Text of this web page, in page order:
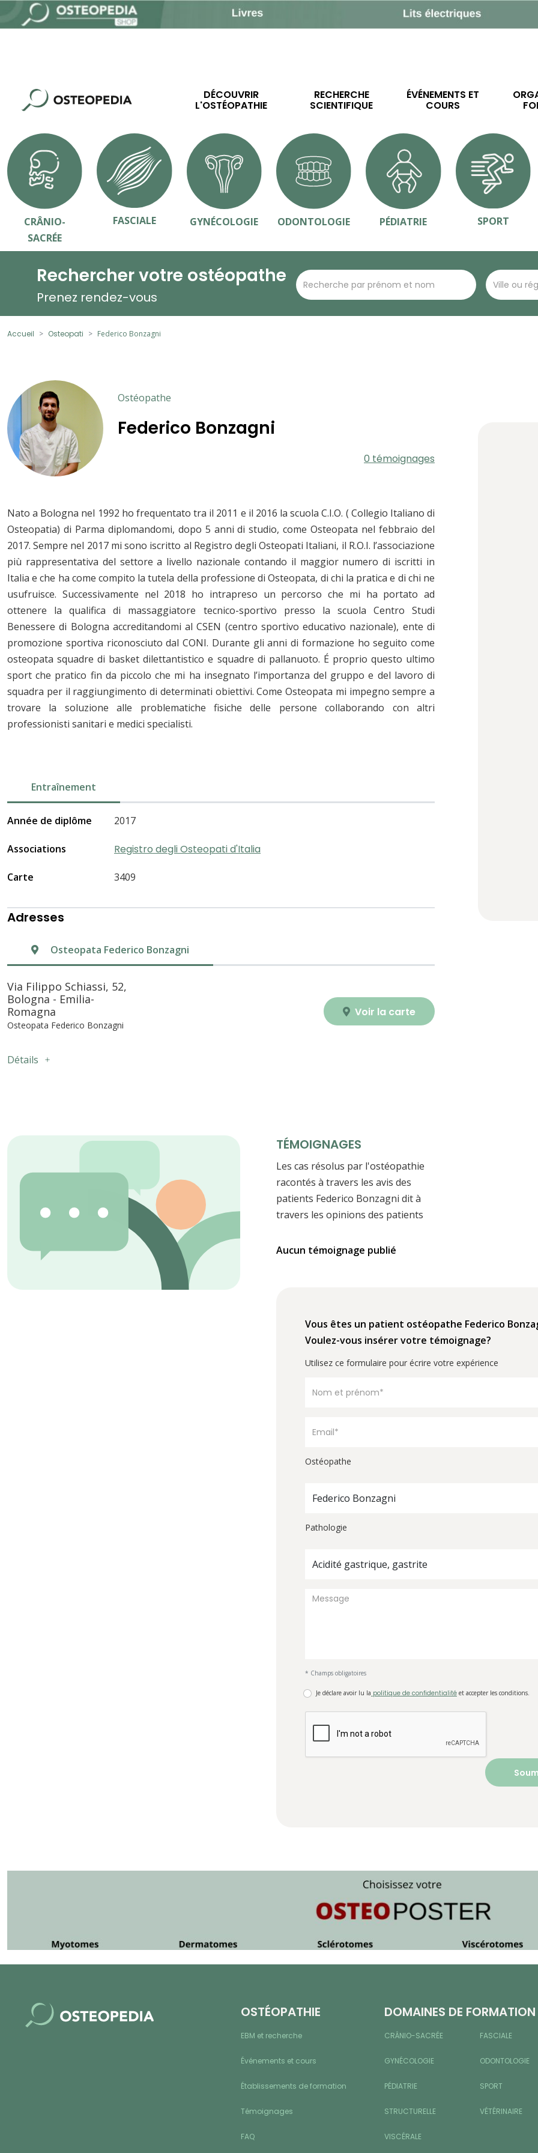
DÉCOUVRIR
L'OSTÉOPATHIE
RECHERCHE
SCIENTIFIQUE
ÉVÉNEMENTS ET
COURS
CRÂNIO-
SACRÉE
FASCIALE GYNÉCOLOGIE ODONTOLOGIE PÉDIATRIE SPORT
Rechercher votre ostéopathe
Prenez rendez-vous
Accueil Osteopati Federico Bonzagni
Ostéopathe
Federico Bonzagni
0 témoignages
Nato a Bologna nel 1992 ho frequentato tra il 2011 e il 2016 la scuola C.I.O. ( Collegio Italiano di
Osteopatia) di Parma diplomandomi, dopo 5 anni di studio, come Osteopata nel febbraio del
2017. Sempre nel 2017 mi sono iscritto al Registro degli Osteopati Italiani, il R.O.I. l’associazione
più rappresentativa del settore a livello nazionale contando il maggior numero di iscritti in
Italia e che ha come compito la tutela della professione di Osteopata, di chi la pratica e di chi ne
usufruisce. Successivamente nel 2018 ho intrapreso un percorso che mi ha portato ad
ottenere la qualifica di massaggiatore tecnico-sportivo presso la scuola Centro Studi
Benessere di Bologna accreditandomi al CSEN (centro sportivo educativo nazionale), ente di
promozione sportiva riconosciuto dal CONI. Durante gli anni di formazione ho seguito come
osteopata squadre di basket dilettantistico e squadre di pallanuoto. É proprio questo ultimo
sport che pratico fin da piccolo che mi ha insegnato l’importanza del gruppo e del lavoro di
squadra per il raggiungimento di determinati obiettivi. Come Osteopata mi impegno sempre a
trovare la soluzione alle problematiche fisiche delle persone collaborando con altri
professionisti sanitari e medici specialisti.
Entraînement
Année de diplôme 2017
Associations Registro degli Osteopati d'Italia
Carte 3409
Adresses
Osteopata Federico Bonzagni
Via Filippo Schiassi, 52,
Bologna - Emilia-
Romagna
Osteopata Federico Bonzagni
Voir la carte
Détails
TÉMOIGNAGES
Les cas résolus par l'ostéopathie
racontés à travers les avis des
patients Federico Bonzagni dit à
travers les opinions des patients
Aucun témoignage publié
Vous êtes un patient ostéopathe Federico
Voulez-vous insérer votre témoignage?
Utilisez ce formulaire pour écrire votre expérience
Ostéopathe
Federico Bonzagni
Pathologie
Acidité gastrique, gastrite
* Champs obligatoires
Je déclare avoir lu la politique de confidentialité et accepter les conditions.
OSTÉOPATHIE
EBM et recherche
Événements et cours
Établissements de formation
Témoignages
FAQ
DOMAINES DE FORMATION
CRÂNIO-SACRÉE FASCIALE
GYNÉCOLOGIE ODONTOLOGIE
PÉDIATRIE SPORT
STRUCTURELLE VÉTÉRINAIRE
VISCÉRALE